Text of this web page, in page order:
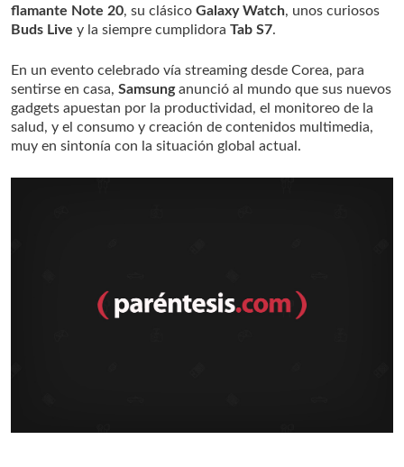
flamante Note 20, su clásico Galaxy Watch, unos curiosos
Buds Live y la siempre cumplidora Tab S7.
En un evento celebrado vía streaming desde Corea, para
sentirse en casa, Samsunganunció al mundo que sus nuevos
gadgets apuestan por la productividad, el monitoreo de la
salud, y el consumo y creación de contenidos multimedia,
muy en sintonía con la situación global actual.